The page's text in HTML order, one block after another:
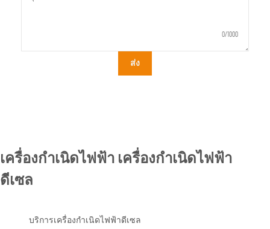
0/1000
ส่ง
เครื่องกำเนิดไฟฟ้า เครื่องกำเนิดไฟฟ้า
ดีเซล
บริการเครื่องกำเนิดไฟฟ้าดีเซล